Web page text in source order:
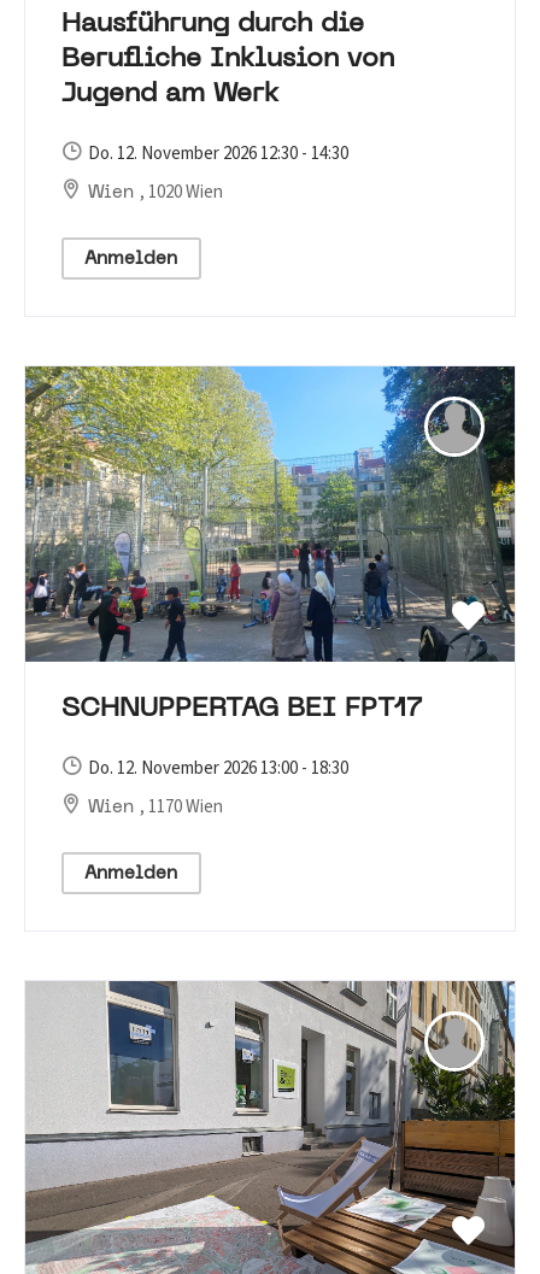
Hausführung durch die
Berufliche Inklusion von
Jugend am Werk
Do. 12. November 2026 12:30 - 14:30
Wien , 1020 Wien
Anmelden
SCHNUPPERTAG BEI FPT17
Do. 12. November 2026 13:00 - 18:30
Wien , 1170 Wien
Anmelden